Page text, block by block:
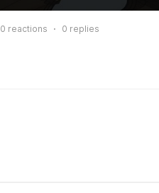
0 reactions 0 replies